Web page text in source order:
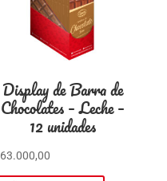
Display de Barra de
Chocolates – Leche –
12 unidades
63.000,00